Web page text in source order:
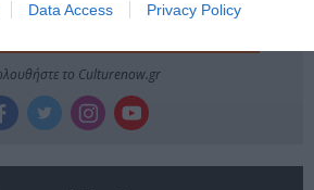
Data Access Privacy Policy
το Culturenow.gr